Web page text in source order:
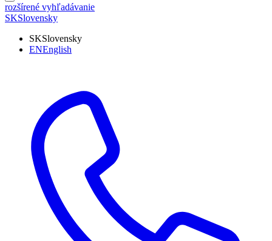
rozšírené vyhľadávanie
SKSlovensky
SKSlovensky
ENEnglish